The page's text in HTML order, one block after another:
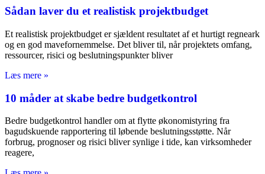
Sådan laver du et realistisk projektbudget
Et realistisk projektbudget er sjældent resultatet af et hurtigt regneark
og en god mavefornemmelse. Det bliver til, når projektets omfang,
ressourcer, risici og beslutningspunkter bliver
Læs mere »
10 måder at skabe bedre budgetkontrol
Bedre budgetkontrol handler om at flytte økonomistyring fra
bagudskuende rapportering til løbende beslutningsstøtte. Når
forbrug, prognoser og risici bliver synlige i tide, kan virksomheder
reagere,